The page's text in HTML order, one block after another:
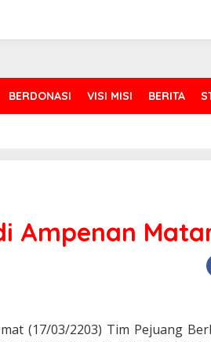
BERDONASI VISI MISI BERITA
Ampenan
(17/03/2203) Tim Pejuang